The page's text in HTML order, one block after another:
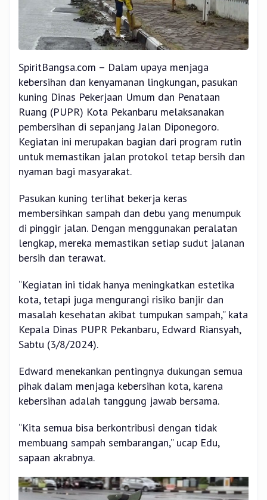
SpiritBangsa.com – Dalam upaya menjaga
kebersihan dan kenyamanan lingkungan, pasukan
kuning Dinas Pekerjaan Umum dan Penataan
Ruang (PUPR) Kota Pekanbaru melaksanakan
pembersihan di sepanjang Jalan Diponegoro.
Kegiatan ini merupakan bagian dari program rutin
untuk memastikan jalan protokol tetap bersih dan
nyaman bagi masyarakat.
Pasukan kuning terlihat bekerja keras
membersihkan sampah dan debu yang menumpuk
di pinggir jalan. Dengan menggunakan peralatan
lengkap, mereka memastikan setiap sudut jalanan
bersih dan terawat.
“Kegiatan ini tidak hanya meningkatkan estetika
kota, tetapi juga mengurangi risiko banjir dan
masalah kesehatan akibat tumpukan sampah,” kata
Kepala Dinas PUPR Pekanbaru, Edward Riansyah,
Sabtu (3/8/2024).
Edward menekankan pentingnya dukungan semua
pihak dalam menjaga kebersihan kota, karena
kebersihan adalah tanggung jawab bersama.
“Kita semua bisa berkontribusi dengan tidak
membuang sampah sembarangan,” ucap Edu,
sapaan akrabnya.